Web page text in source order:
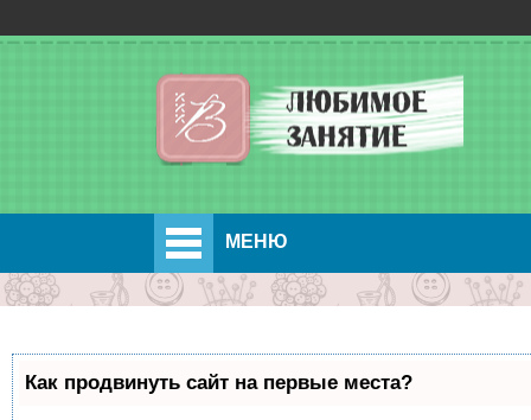
МЕНЮ
Как продвинуть сайт на первые места?